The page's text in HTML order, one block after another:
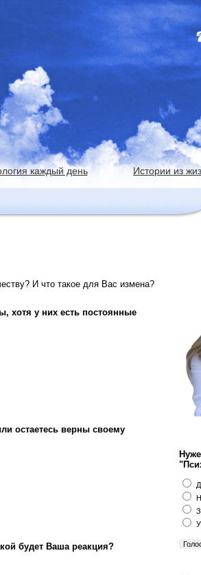
каждый день Истории из
И что такое для Вас измена?
хотя у них есть постоянные
остаетесь верны своему
будет Ваша реакция?